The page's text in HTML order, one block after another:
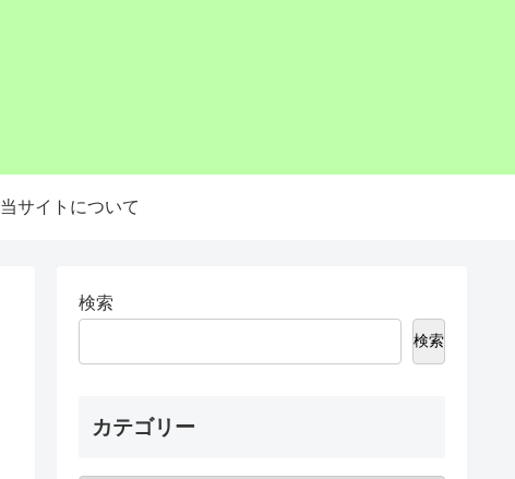
当サイトについて
検索
検索
カテゴリー